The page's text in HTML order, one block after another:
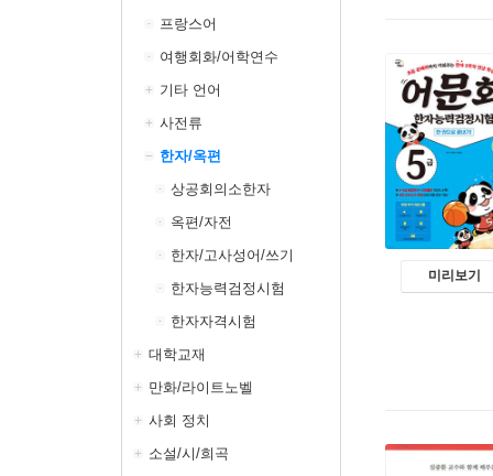
프랑스어
여행회화/어학연수
기타 언어
사전류
한자/옥편
상공회의소한자
옥편/자전
한자/고사성어/쓰기
한자능력검정시험
한자자격시험
대학교재
만화/라이트노벨
사회 정치
소설/시/희곡
미리보기